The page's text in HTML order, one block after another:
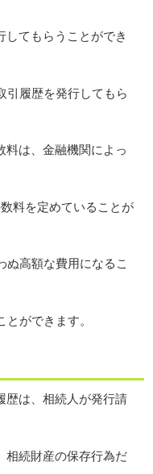
てもらうことができ
引履歴を発行してもら
は、金融機関によっ
料を定めていることが
ぬ高額な費用になるこ
ができます。
歴は、相続人が発行請
相続財産の保存行為だ